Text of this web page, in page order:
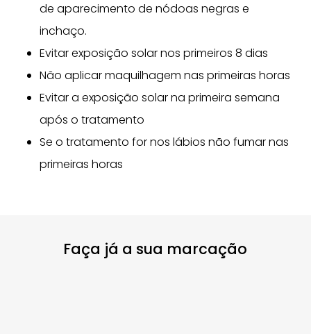
de aparecimento de nódoas negras e
inchaço.
Evitar exposição solar nos primeiros 8 dias
Não aplicar maquilhagem nas primeiras horas
Evitar a exposição solar na primeira semana
após o tratamento
Se o tratamento for nos lábios não fumar nas
primeiras horas
Faça já a sua marcação